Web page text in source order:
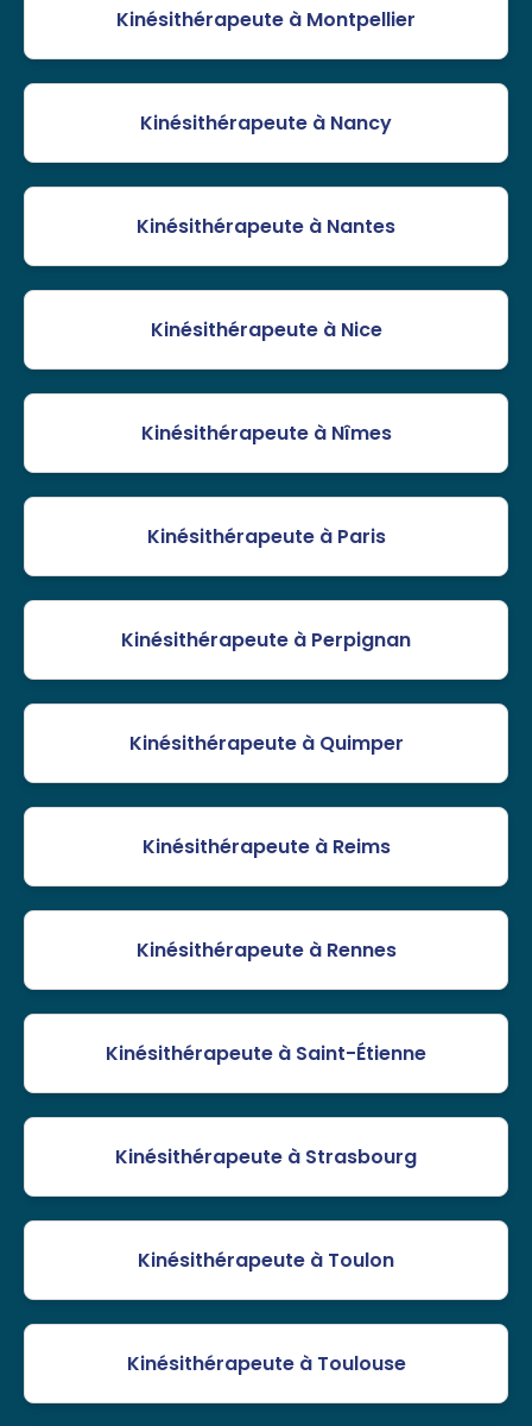
Kinésithérapeute à Montpellier
Kinésithérapeute à Nancy
Kinésithérapeute à Nantes
Kinésithérapeute à Nice
Kinésithérapeute à Nîmes
Kinésithérapeute à Paris
Kinésithérapeute à Perpignan
Kinésithérapeute à Quimper
Kinésithérapeute à Reims
Kinésithérapeute à Rennes
Kinésithérapeute à Saint-Étienne
Kinésithérapeute à Strasbourg
Kinésithérapeute à Toulon
Kinésithérapeute à Toulouse